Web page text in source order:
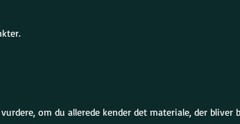
om du allerede kender det materiale, der bliver